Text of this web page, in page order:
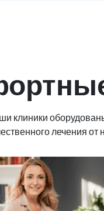
клиники
лечения от